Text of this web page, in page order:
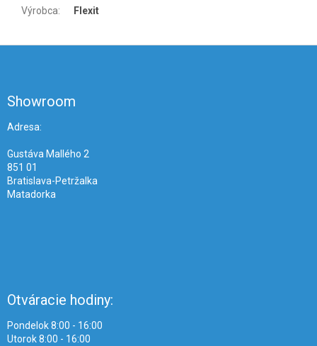
Výrobca: Flexit
Showroom
Adresa:
Gustáva Mallého 2
851 01
Bratislava-Petržalka
Matadorka
Otváracie hodiny:
Pondelok 8:00 - 16:00
Utorok 8:00 - 16:00